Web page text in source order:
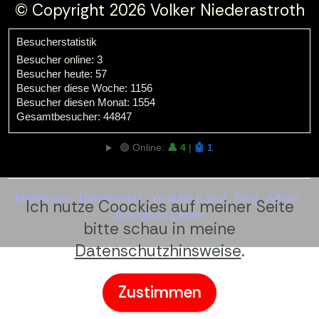
© Copyright 2026 Volker Niederastroth
Besucherstatistik
Besucher online: 3
Besucher heute: 57
Besucher diese Woche: 1156
Besucher diesen Monat: 1554
Gesamtbesucher: 44847
🟢 Online: 👤 4| 🤖 1
Impressum Datenschutz Youtube Kanal Blog
Admin
Download Center
Ich nutze Coockies auf meiner Seite
bitte schau in meine
Datenschutzhinsweise.
Zustimmen